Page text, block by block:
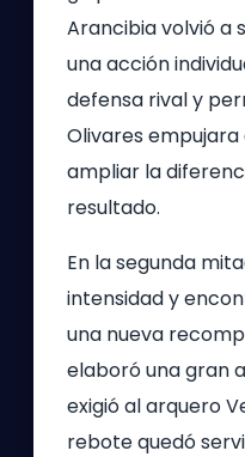
Arancibia volvió a
una acción
defensa rival y
Olivares
ampliar la
resultado.
En la segunda
intensidad y
una nueva
elaboró una gran
exigió al arquero
rebote quedó